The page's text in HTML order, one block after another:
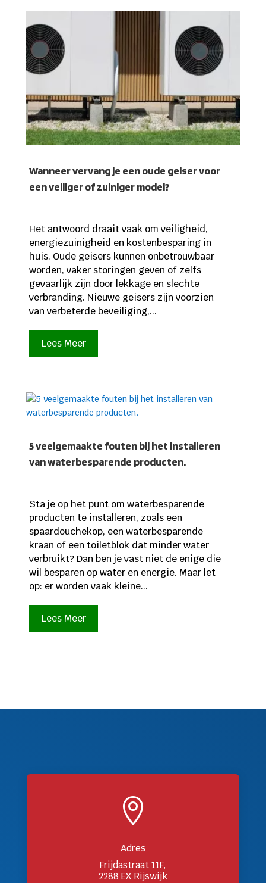
Wanneer vervang je een oude geiser voor
een veiliger of zuiniger model?
Het antwoord draait vaak om veiligheid,
energiezuinigheid en kostenbesparing in
huis. Oude geisers kunnen onbetrouwbaar
worden, vaker storingen geven of zelfs
gevaarlijk zijn door lekkage en slechte
verbranding. Nieuwe geisers zijn voorzien
van verbeterde beveiliging,...
Lees Meer
5 veelgemaakte fouten bij het installeren
van waterbesparende producten.
Sta je op het punt om waterbesparende
producten te installeren, zoals een
spaardouchekop, een waterbesparende
kraan of een toiletblok dat minder water
verbruikt? Dan ben je vast niet de enige die
wil besparen op water en energie. Maar let
op: er worden vaak kleine...
Lees Meer

Adres
Frijdastraat 11F,
2288 EX Rijswijk